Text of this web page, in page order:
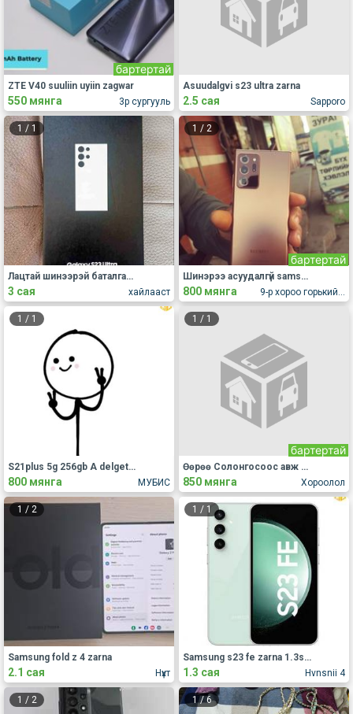
бартертай
3р сургууль
ZTE V40 suuliin uyiin zagwar
550 мянга Sapporo
Asuudalgvi s23 ultra zarna
2.5 сая
1 / 1
хайлааст
Лацтай шинээрэй баталгааны бичигтэй яаралтай зарна
3 сая
1 / 2
бартертай
Шинэрээ асуудалгүй samsung galaxy note20 ultra 5G zarnaa
800 мянга
1 / 1
МУБИС
S21plus 5g 256gb A delgetstei zadargaa orj baigaagvi camer battery sain
800 мянга
1 / 1
бартертай
Хороолол
Өөрөө Солонгосоос авж байсан..ямар ч асуудалгүй утас шүү
850 мянга
1 / 2
Нүхт
Samsung fold z 4 zarna
2.1 сая
1 / 1
Hvnsnii 4
Samsung s23 fe zarna 1.3say
1.3 сая
1 / 2 1 /6